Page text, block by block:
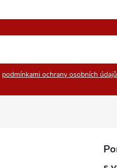
podmínkami ochrany osobních údajů